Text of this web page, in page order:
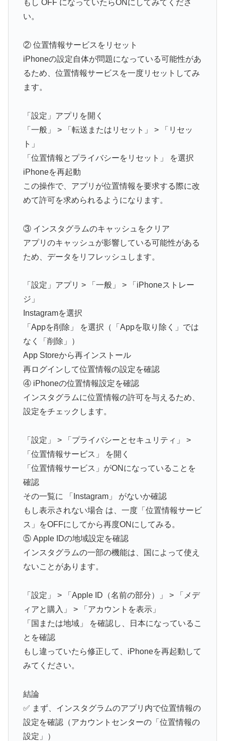
もし OFF になっていたらONにしてみてくださ
い。
② 位置情報サービスをリセット
iPhoneの設定自体が問題になっている可能性があ
るため、位置情報サービスを一度リセットしてみ
ます。
「設定」アプリを開く
「一般」 > 「転送またはリセット」 > 「リセッ
ト」
「位置情報とプライバシーをリセット」 を選択
iPhoneを再起動
この操作で、アプリが位置情報を要求する際に改
めて許可を求められるようになります。
③ インスタグラムのキャッシュをクリア
アプリのキャッシュが影響している可能性がある
ため、データをリフレッシュします。
「設定」アプリ > 「一般」 > 「iPhoneストレー
ジ」
Instagramを選択
「Appを削除」 を選択（「Appを取り除く」では
なく「削除」）
App Storeから再インストール
再ログインして位置情報の設定を確認
④ iPhoneの位置情報設定を確認
インスタグラムに位置情報の許可を与えるため、
設定をチェックします。
「設定」 > 「プライバシーとセキュリティ」 >
「位置情報サービス」 を開く
「位置情報サービス」がONになっていることを
確認
その一覧に 「Instagram」 がないか確認
もし表示されない場合 は、一度「位置情報サービ
ス」をOFFにしてから再度ONにしてみる。
⑤ Apple IDの地域設定を確認
インスタグラムの一部の機能は、国によって使え
ないことがあります。
「設定」 > 「Apple ID（名前の部分）」 > 「メデ
ィアと購入」 > 「アカウントを表示」
「国または地域」 を確認し、日本になっているこ
とを確認
もし違っていたら修正して、iPhoneを再起動して
みてください。
結論
✅ まず、インスタグラムのアプリ内で位置情報の
設定を確認（アカウントセンターの「位置情報の
設定」）